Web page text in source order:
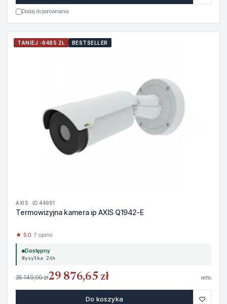
Dodaj do porównania
TANIEJ -6485 ZŁ BESTSELLER
AXIS · ID 44991
Termowizyjna kamera ip AXIS Q1942-E
★ 5.0· 7 opinii
Dostępny
Wysyłka 24h
35 149,00 zł29 876,65 zł netto
Do koszyka ♡